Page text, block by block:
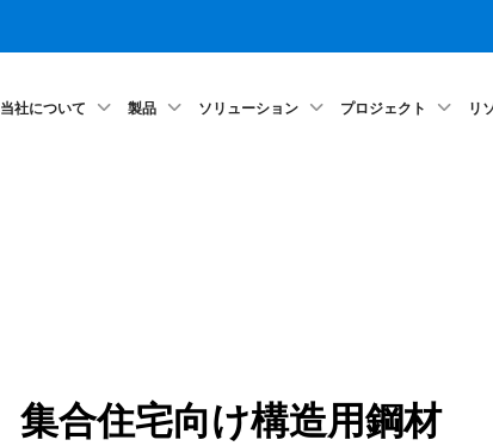
当社について 製品 ソリューション プロジェクト リ
集合住宅向け構造用鋼材